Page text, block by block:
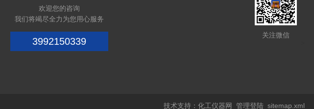
欢迎您的咨询
我们将竭尽全力为您用心服务
3992150339
关注微信
技术支持：化工仪器网 管理登陆 sitemap.xml